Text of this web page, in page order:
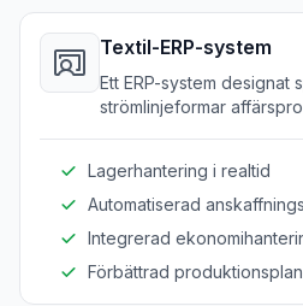
Textil-ERP-system
Ett ERP-system designat
strömlinjeformar
Lagerhantering i realtid
Automatiserad
Integrerad
Förbättrad